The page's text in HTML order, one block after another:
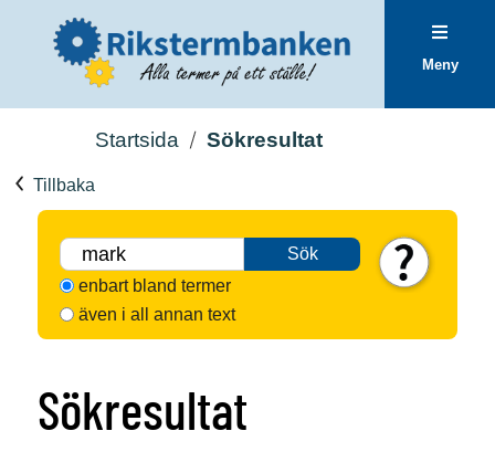
Meny
Startsida Sökresultat
Tillbaka
Sök
enbart bland termer
även i all annan text
Sökresultat